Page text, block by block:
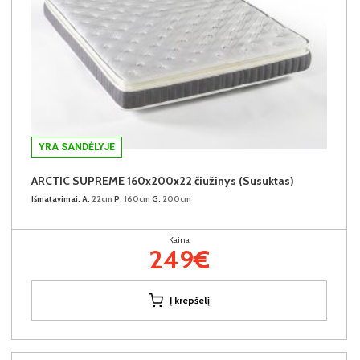
YRA SANDĖLYJE
ARCTIC SUPREME 160x200x22 čiužinys (Susuktas)
Išmatavimai: A: 22cm P: 160cm G: 200cm
Kaina:
249€
Į krepšelį